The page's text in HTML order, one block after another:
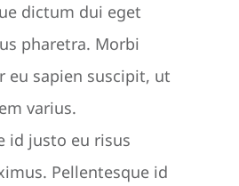
dictum dui eget
pharetra. Morbi
eu sapien suscipit, ut
varius.
id justo eu risus
Pellentesque id